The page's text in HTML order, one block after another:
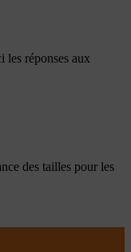
les réponses aux
des tailles pour les